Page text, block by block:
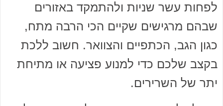
לפחות עשר שניות ולהתמקד באזורים
שבהם מרגישים שקיים הכי הרבה מתח,
כגון הגב, הכתפיים והצוואר. חשוב ללכת
בקצב שלכם כדי למנוע פציעה או מתיחת
יתר של השרירים.